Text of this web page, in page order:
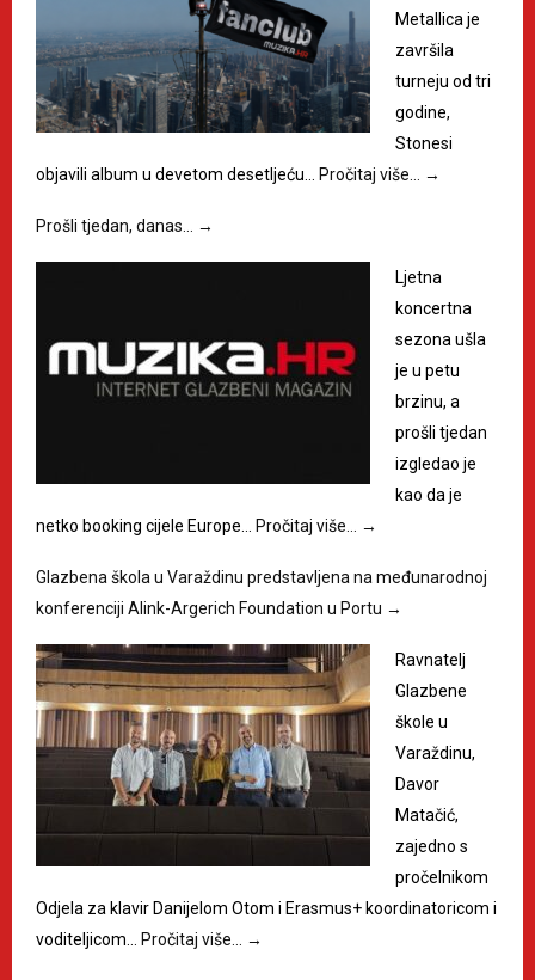
Metallica je
završila
turneju od tri
godine,
Stonesi
objavili album u devetom desetljeću…
Pročitaj više… →
Prošli tjedan, danas… →
Ljetna
koncertna
sezona ušla
je u petu
brzinu, a
prošli tjedan
izgledao je
kao da je
netko booking cijele Europe…
Pročitaj više… →
Glazbena škola u Varaždinu predstavljena na međunarodnoj
konferenciji Alink-Argerich Foundation u Portu →
Ravnatelj
Glazbene
škole u
Varaždinu,
Davor
Matačić,
zajedno s
pročelnikom
Odjela za klavir Danijelom Otom i Erasmus+ koordinatoricom i
voditeljicom…
Pročitaj više… →